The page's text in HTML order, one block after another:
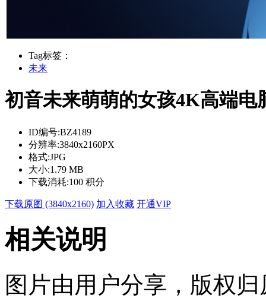
Tag标签：
未来
初音未来萌萌的女孩4K高端电
ID编号:BZ4189
分辨率:3840x2160PX
格式:JPG
大小:1.79 MB
下载消耗:100 积分
下载原图 (3840x2160) 加入收藏 开通VIP
相关说明
图片由用户分享，版权